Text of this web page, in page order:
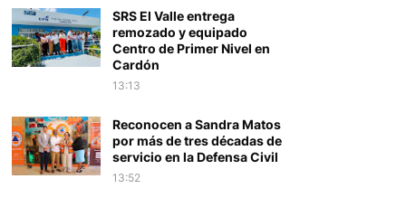
SRS El Valle entrega
remozado y equipado
Centro de Primer Nivel en
Cardón
13:13
Reconocen a Sandra Matos
por más de tres décadas de
servicio en la Defensa Civil
13:52